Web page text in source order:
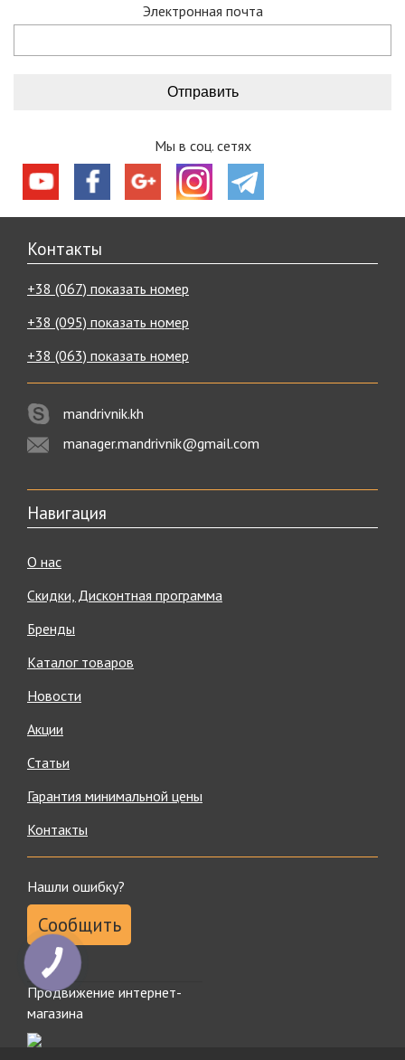
Электронная почта
Мы в соц. сетях
Контакты
+38 (067) показать номер
+38 (095) показать номер
+38 (063) показать номер
mandrivnik.kh
manager.mandrivnik@gmail.com
Навигация
О нас
Скидки, Дисконтная программа
Бренды
Каталог товаров
Новости
Акции
Статьи
Гарантия минимальной цены
Контакты
Нашли ошибку?
Сообщить
Продвижение интернет-
магазина
КНОПКА
ЗВ'ЯЗКУ